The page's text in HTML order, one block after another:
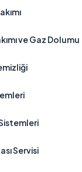
ve Gaz Dolumu
Servisi